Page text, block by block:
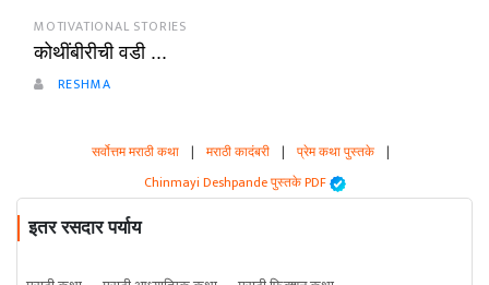
MOTIVATIONAL STORIES
कोथींबीरीची वडी ...
RESHMA
सर्वोत्तम मराठी कथा | मराठी कादंबरी | प्रेम कथा पुस्तके |
Chinmayi Deshpande पुस्तके PDF
इतर रसदार पर्याय